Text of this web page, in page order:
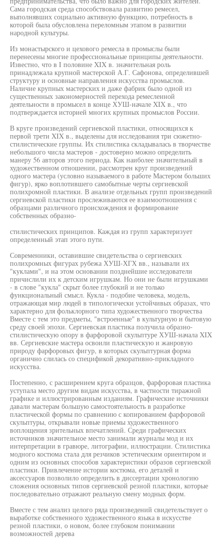
Сама городская среда способствовала развитию ремесел,
выполнявших социально активную функцию, потребность в
которой была обусловлена переломным этапом в развитии
народной культуры.
Из монастырского и цехового ремесла в промыслы были
перенесены многие профессиональные принципы деятельности.
Известно, что в I половине XIX в. значительная роль
принадлежала крупной мастерской А.Г. Сафонова, определившей
структуру и основные направления искусства промыслов.
Наличие крупных мастерских и даже фабрик было одной из
существенных закономерностей перехода ремесленной
деятельности в промысел в конце ХУШ-начале XIX в., что
подтверждается историей многих крупных промыслов России.
В круге произведений сергиевской пластики, относящихся к
первой трети XIX в., выделены для исследования три сюжетно-
стилистические группы. Их стилистика складывалась в творчестве
небольшого числа мастеров - достоверно можно определить
манеру 56 авторов этого периода. Как наиболее значительный в
художественном отношении, рассмотрен круг произведений
одного мастера (условно называемого в работе Мастером больших
фигур), ярко воплотившего самобытные черты сергиевской
полихромной пластики. В анализе отдельных групп произведений
сергиевской пластики прослеживаются ее взаимоотношения с
образцами различного происхождения и формирование
собственных образно-
стилистических принципов. Каждая из групп характеризует
определенный этап этого пути.
Современники, оставившие свидетельства о сергиевских
полихромных фигурах рубежа ХУШ-ХГХ вв., называли их
"куклами", и на этом основании позднейшие исследователи
причислили их к детским игрушкам. Но они не были игрушками
- в слове "кукла" скрыт более глубокий и не только
функциональный смысл. Кукла - подобие человека, модель,
отражающая мир людей в типологически устойчивых образах, что
характерно для фольклорного типа художественного творчества
Вместе с тем это предметы, "встроенные" в культурную и бытовую
среду своей эпохи. Сергиевская пластика получила образно-
стилистическую опору в фарфоровой скульптуре ХУШ-начала XIX
вв. Сергиевские мастера освоили пластическую и жанровую
природу фарфоровых фигур, в которых скульптурная форма
органично слилась со спецификой декоративно-прикладного
искусства.
Постепенно, с расширением круга образцов, фарфоровая пластика
уступала место другим видам искусства, в частности тиражной
графике и иллюстрированным изданиям. Графические источники
давали мастерам большую самостоятельность в разработке
пластической формы по сравнению с копированием фарфоровой
скульптуры, открывали новые приемы художественного
воплощения зрительных впечатлений. Среди графических
источников значительное место занимали журналы мод и их
интерпретации в гравюре, литографии, иллюстрации. Стилистика
модного костюма стала для резчиков эстетическим ориентиром и
одним из основных способов характеристики образов сергиевской
пластики. Привлечение истории костюма, его деталей и
аксессуаров позволило определить в диссертации хронологию
сложения основных типов сергиевской резной пластики, которые
последовательно отражают реальную смену модных форм.
Вместе с тем анализ целого ряда произведений свидетельствует о
выработке собственного художественного языка в искусстве
резной пластики, о новом, более глубоком понимании
возможностей дерева